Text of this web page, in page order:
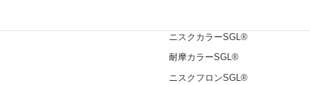
ニスクカラーSGL®
耐摩カラーSGL®
ニスクフロンSGL®